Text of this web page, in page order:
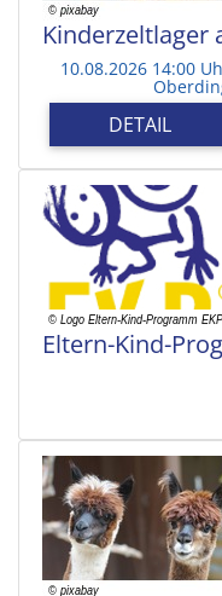
Kinderzeltlager
10.08.2026 14:00
DETAIL
Eltern-Kind-